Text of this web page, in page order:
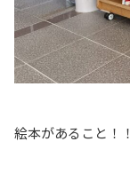
絵本があること！！